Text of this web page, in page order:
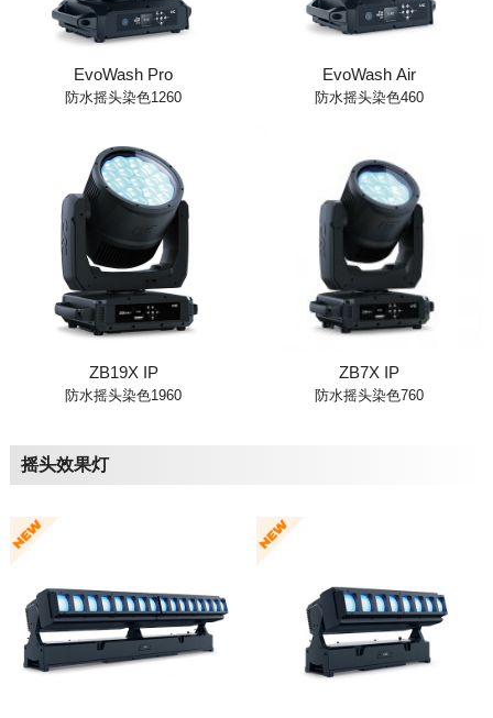
EvoWash Pro
防水摇头染色1260
EvoWash Air
防水摇头染色460
ZB19X IP
防水摇头染色1960
ZB7X IP
防水摇头染色760
摇头效果灯